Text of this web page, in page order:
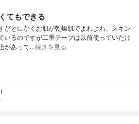
てもできる
がとにかくお肌が乾燥肌でよわよわ、スキン
いるのですが二重テープは以前使っていたけ
があって…続きを見る